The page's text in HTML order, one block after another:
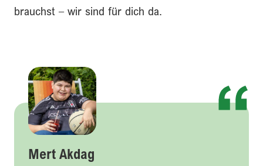
brauchst – wir sind für dich da.
Mert Akdag